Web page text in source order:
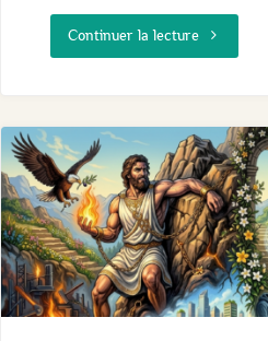
Continuer la lecture"Survivre,
:
les
trois